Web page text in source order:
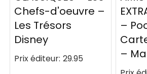
Chefs-d'oeuvre –
Les Trésors
Disney
Prix éditeur: 29.95
–
–